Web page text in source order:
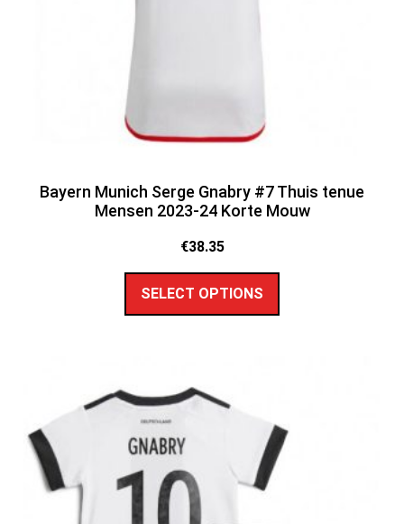
Bayern Munich Serge Gnabry #7 Thuis tenue
Mensen 2023-24 Korte Mouw
€38.35
SELECT OPTIONS